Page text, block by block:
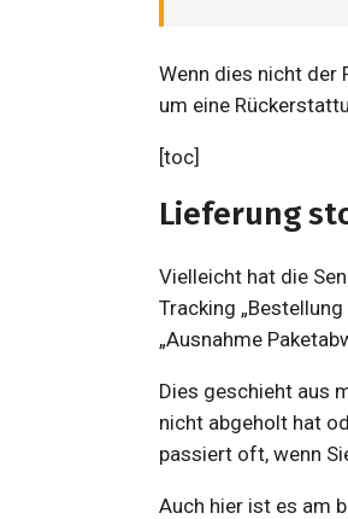
Wenn dies nicht der
um eine
[toc]
Lieferung
Vielleicht hat die
Tracking
„Ausnahme
Dies geschieht aus
nicht abgeholt hat
passiert oft, wenn
Auch hier ist es am